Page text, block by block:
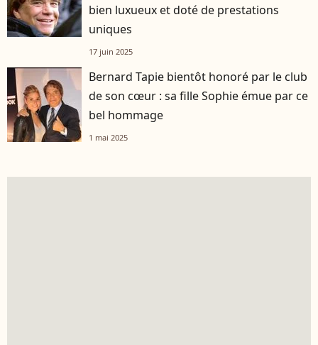
bien luxueux et doté de prestations
uniques
17 juin 2025
Bernard Tapie bientôt honoré par le club
de son cœur : sa fille Sophie émue par ce
bel hommage
1 mai 2025